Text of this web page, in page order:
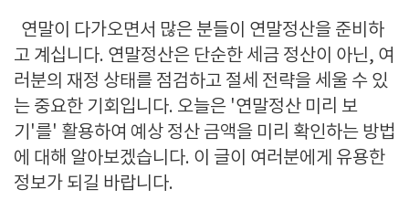
연말이 다가오면서 많은 분들이 연말정산을 준비하
고 계십니다. 연말정산은 단순한 세금 정산이 아닌, 여
러분의 재정 상태를 점검하고 절세 전략을 세울 수 있
는 중요한 기회입니다. 오늘은 '연말정산 미리 보
기'를' 활용하여 예상 정산 금액을 미리 확인하는 방법
에 대해 알아보겠습니다. 이 글이 여러분에게 유용한
정보가 되길 바랍니다.